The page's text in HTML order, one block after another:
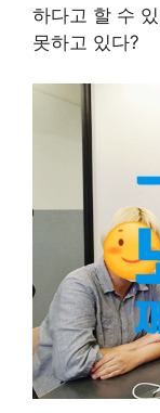
하다고 할 수
못하고 있다?